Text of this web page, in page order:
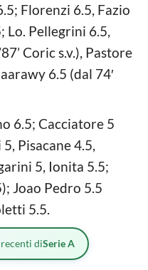
Florenzi 6.5, Fazio
Lo. Pellegrini 6.5,
Coric s.v.), Pastore
6.5 (dal 74′
6.5; Cacciatore 5
5, Pisacane 4.5,
5, Ionita 5.5;
Joao Pedro 5.5
5.5.
diSerie A